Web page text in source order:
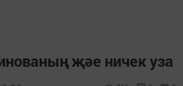
җәе ничек уза